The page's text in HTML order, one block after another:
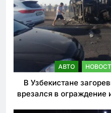
АВТО
В Узбекистане
врезался в ограждение